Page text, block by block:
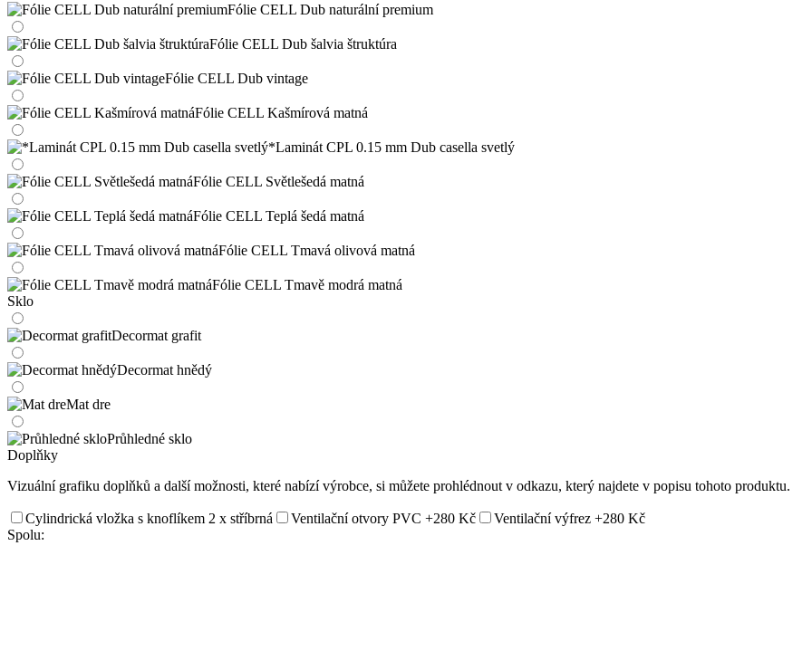
Fólie CELL Dub naturální premium
Fólie CELL Dub šalvia štruktúra
Fólie CELL Dub vintage
Fólie CELL Kašmírová matná
*Laminát CPL 0.15 mm Dub casella svetlý
Fólie CELL Světlešedá matná
Fólie CELL Teplá šedá matná
Fólie CELL Tmavá olivová matná
Fólie CELL Tmavě modrá matná
Sklo
Decormat grafit
Decormat hnědý
Mat dre
Průhledné sklo
Doplňky
Vizuální grafiku doplňků a další možnosti, které nabízí výrobce, si můžete prohlédnout v odkazu, který najdete v popisu tohoto produktu.
Cylindrická vložka s knoflíkem 2 x stříbrná Ventilační otvory PVC +280 Kč Ventilační výfrez +280 Kč
Spolu: